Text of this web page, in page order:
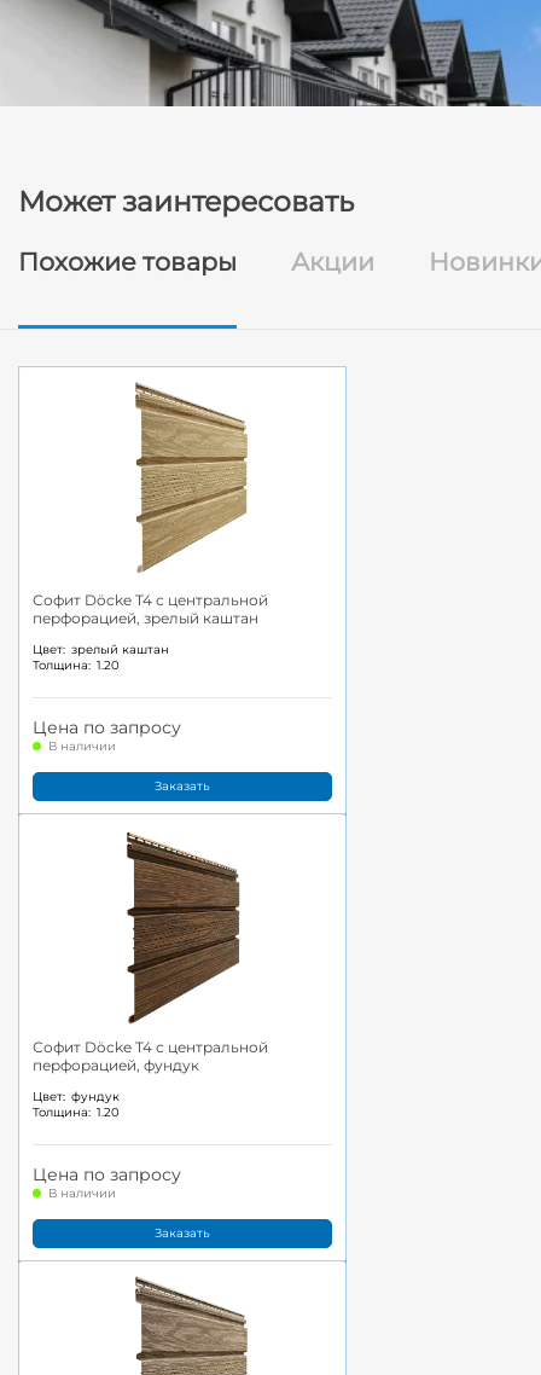
Может заинтересовать
Похожие товары Акции
Софит Döcke T4 с центральной
перфорацией, зрелый каштан
Цвет: зрелый каштан
Толщина: 1.20
Цена по запросу
В наличии
Заказать
Софит Döcke T4 с центральной
перфорацией, фундук
Цвет: фундук
Толщина: 1.20
Цена по запросу
В наличии
Заказать